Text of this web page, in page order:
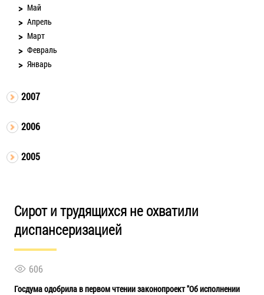
Май
Апрель
Март
Февраль
Январь
2007
2006
2005
Сирот и трудящихся не охватили
диспансеризацией
606
Госдума одобрила в первом чтении законопроект "Об исполнении